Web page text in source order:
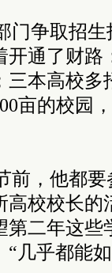
门争取招
开通了财路
本高校多
亩的校园
前，他都
高校校长的
二年这些
几乎都能